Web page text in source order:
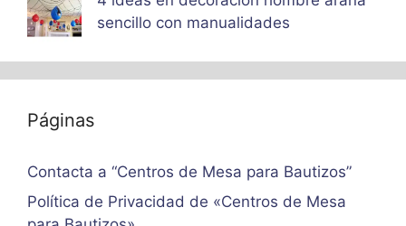
sencillo con manualidades
Páginas
Contacta a “Centros de Mesa para Bautizos”
Política de Privacidad de «Centros de Mesa